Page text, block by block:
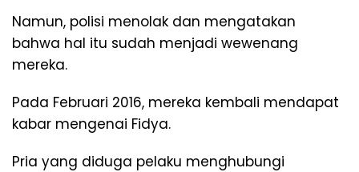
Namun, polisi menolak dan mengatakan
bahwa hal itu sudah menjadi wewenang
mereka.
Pada Februari 2016, mereka kembali mendapat
kabar mengenai Fidya.
Pria yang diduga pelaku menghubungi